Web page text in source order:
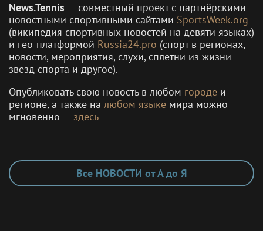
News.Tennis — совместный проект с партнёрскими
новостными спортивными сайтами SportsWeek.org
(википедия спортивных новостей на девяти языках)
и гео-платформой Russia24.pro (спорт в регионах,
новости, мероприятия, слухи, сплетни из жизни
звёзд спорта и другое).
Опубликовать свою новость в любом городе и
регионе, а также на любом языке мира можно
мгновенно — здесь
Все НОВОСТИ от А до Я